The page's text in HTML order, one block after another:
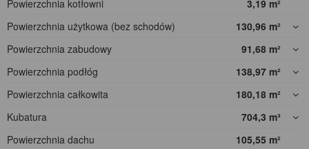
Powierzchnia kotłowni
3,19 m²
Powierzchnia użytkowa (bez schodów)
130,96 m²
Powierzchnia zabudowy
91,68 m²
Powierzchnia podłóg
138,97 m²
Powierzchnia całkowita
180,18 m²
Kubatura
704,3 m³
Powierzchnia dachu
105,55 m²